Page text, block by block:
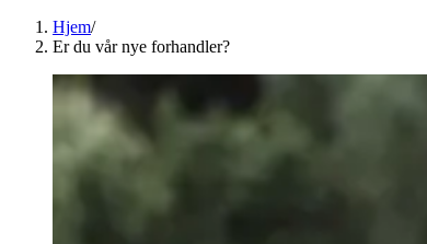
Hjem/
Er du vår nye forhandler?